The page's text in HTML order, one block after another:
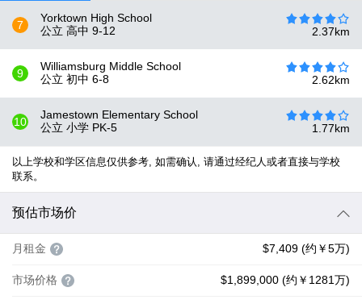
7
Yorktown High School
公立 高中 9-12 2.37km
9
Williamsburg Middle School
公立 初中 6-8 2.62km
10
Jamestown Elementary School
公立 小学 PK-5 1.77km
以上学校和学区信息仅供参考, 如需确认, 请通过经纪人或者直接与学校
联系。
预估市场价
月租金 $7,409 (约￥5万)
市场价格 $1,899,000 (约￥1281万)